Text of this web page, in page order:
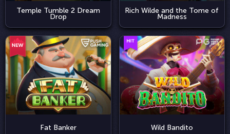
Temple Tumble 2 Dream
Drop
Rich Wilde and the Tome of
Madness
Fat Banker Wild Bandito